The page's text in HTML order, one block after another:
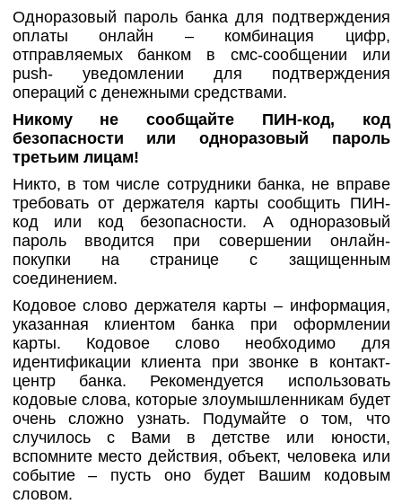
Одноразовый пароль банка для подтверждения
оплаты онлайн – комбинация цифр,
отправляемых банком в смс-сообщении или
push- уведомлении для подтверждения
операций с денежными средствами.
Никому не сообщайте ПИН-код, код
безопасности или одноразовый пароль
третьим лицам!
Никто, в том числе сотрудники банка, не вправе
требовать от держателя карты сообщить ПИН-
код или код безопасности. А одноразовый
пароль вводится при совершении онлайн-
покупки на странице с защищенным
соединением.
Кодовое слово держателя карты – информация,
указанная клиентом банка при оформлении
карты. Кодовое слово необходимо для
идентификации клиента при звонке в контакт-
центр банка. Рекомендуется использовать
кодовые слова, которые злоумышленникам будет
очень сложно узнать. Подумайте о том, что
случилось с Вами в детстве или юности,
вспомните место действия, объект, человека или
событие – пусть оно будет Вашим кодовым
словом.